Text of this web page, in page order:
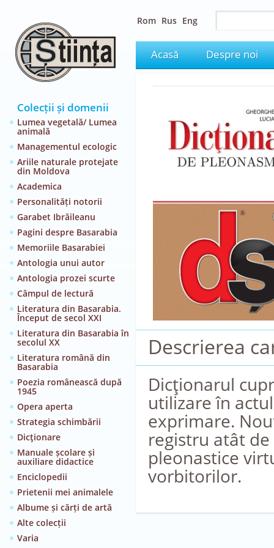
Colecții și domenii
Lumea vegetală/ Lumea
animală
Managementul ecologic
Ariile naturale protejate
din Moldova
Academica
Personalități notorii
Garabet Ibrăileanu
Pagini despre Basarabia
Memoriile Basarabiei
Antologia unui autor
Antologia prozei scurte
Câmpul de lectură
Literatura din Basarabia.
Început de secol XXI
Literatura din Basarabia în
secolul XX
Literatura română din
Basarabia
Poezia românească după
1945
Opera aperta
Strategia schimbării
Dicţionare
Manuale școlare și
auxiliare didactice
Enciclopedii
Prietenii mei animalele
Albume și cărți de artă
Alte colecții
Varia
Rom Rus Eng
Acasă Despre noi
Descrierea
Dicţionarul
utilizare în
exprimare.
registru atât
pleonastice
vorbitorilor.